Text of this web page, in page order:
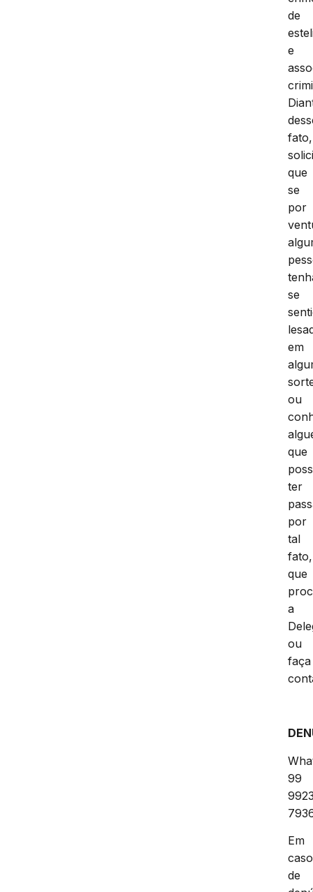
de
e
fato,
que
se
por
se
em
ou
que
ter
por
tal
fato,
que
a
ou
faça
99
Em
caso
de